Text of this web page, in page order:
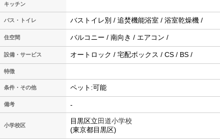
キッチン
バス・トイレ バストイレ別 / 追焚機能浴室 / 浴室乾燥機 /
住空間 バルコニー / 南向き / エアコン /
設備・サービス オートロック / 宅配ボックス / CS / BS /
特徴
条件・その他 ペット:可能
備考 -
小学校区
目黒区立田道小学校
(東京都目黒区)